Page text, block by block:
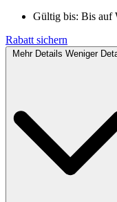
Gültig bis: Bis auf
Rabatt sichern
Mehr Details Weniger